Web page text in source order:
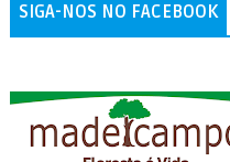
SIGA-NOS NO FACEBOOK